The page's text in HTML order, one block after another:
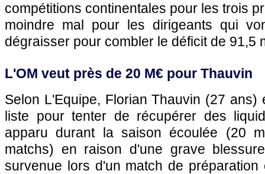
compétitions continentales pour les trois
moindre mal pour les dirigeants qui
dégraisser pour combler le déficit de 91,5
L'OM veut près de 20 M€ pour Thauvin
Selon L'Equipe, Florian Thauvin (27 ans)
liste pour tenter de récupérer des
apparu durant la saison écoulée (20
matchs) en raison d'une grave
survenue lors d'un match de préparation